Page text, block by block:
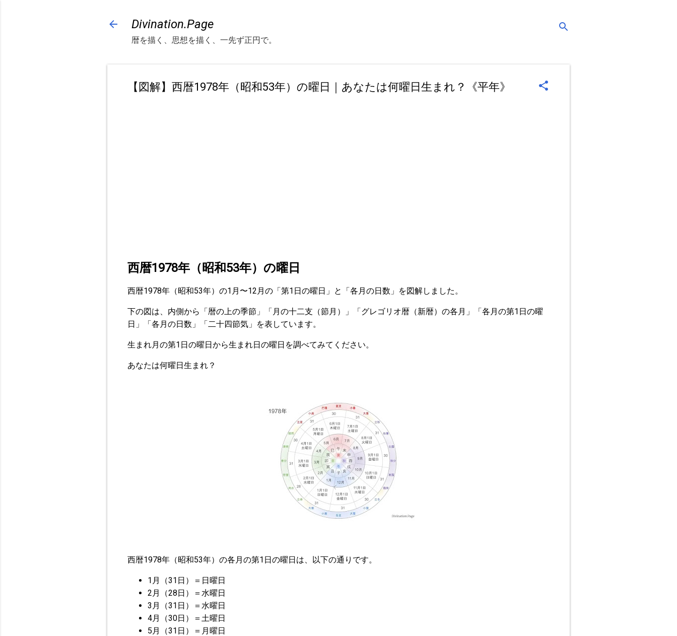
Divination.Page
暦を描く、思想を描く、一先ず正円で。
【図解】西暦1978年（昭和53年）の曜日｜あなたは何曜日生まれ？《平年》
西暦1978年（昭和53年）の曜日
西暦1978年（昭和53年）の1月〜12月の「第1日の曜日」と「各月の日数」を図解しました。
下の図は、内側から「暦の上の季節」「月の十二支（節月）」「グレゴリオ暦（新暦）の各月」「各月の第1日の曜
日」「各月の日数」「二十四節気」を表しています。
生まれ月の第1日の曜日から生まれ日の曜日を調べてみてください。
あなたは何曜日生まれ？
西暦1978年（昭和53年）の各月の第1日の曜日は、以下の通りです。
1月（31日）＝日曜日
2月（28日）＝水曜日
3月（31日）＝水曜日
4月（30日）＝土曜日
5月（31日）＝月曜日